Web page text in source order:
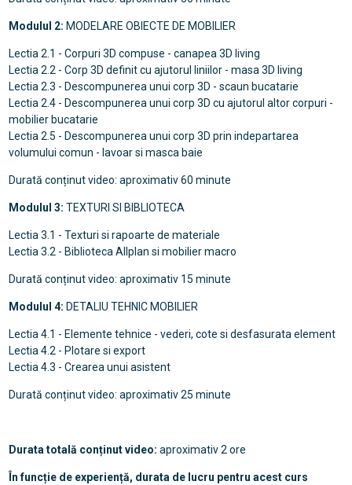
Modulul 2: MODELARE OBIECTE DE MOBILIER
Lectia 2.1 - Corpuri 3D compuse - canapea 3D living
Lectia 2.2 - Corp 3D definit cu ajutorul liniilor - masa 3D living
Lectia 2.3 - Descompunerea unui corp 3D - scaun bucatarie
Lectia 2.4 - Descompunerea unui corp 3D cu ajutorul altor corpuri -
mobilier bucatarie
Lectia 2.5 - Descompunerea unui corp 3D prin indepartarea
volumului comun - lavoar si masca baie
Durată conținut video: aproximativ 60 minute
Modulul 3: TEXTURI SI BIBLIOTECA
Lectia 3.1 - Texturi si rapoarte de materiale
Lectia 3.2 - Biblioteca Allplan si mobilier macro
Durată conținut video: aproximativ 15 minute
Modulul 4: DETALIU TEHNIC MOBILIER
Lectia 4.1 - Elemente tehnice - vederi, cote si desfasurata element
Lectia 4.2 - Plotare si export
Lectia 4.3 - Crearea unui asistent
Durată conținut video: aproximativ 25 minute
Durata totală conținut video: aproximativ 2 ore
În funcție de experiență, durata de lucru pentru acest curs